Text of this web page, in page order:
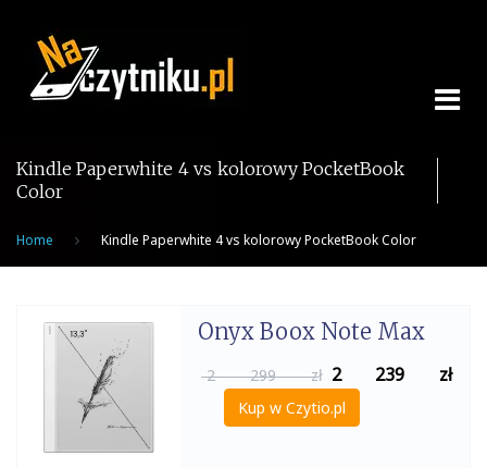
content
Kindle Paperwhite 4 vs kolorowy PocketBook
Color
Home Kindle Paperwhite 4 vs kolorowy PocketBook Color
Onyx Boox Note Max
2 299 zł 2 239 zł
Kup w Czytio.pl